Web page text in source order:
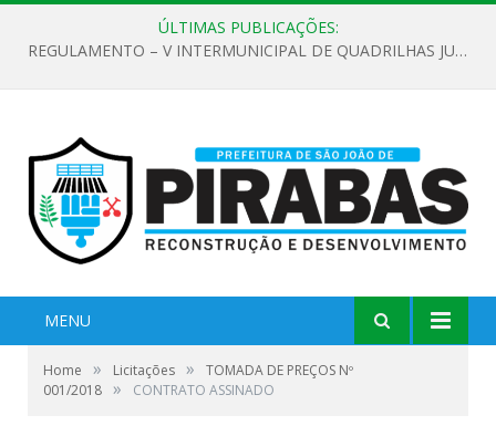
ÚLTIMAS PUBLICAÇÕES:
REGULAMENTO – V INTERMUNICIPAL DE QUADRILHAS JUNINAS 2026
MENU
Home » Licitações »
TOMADA DE PREÇOS Nº
001/2018 » CONTRATO ASSINADO